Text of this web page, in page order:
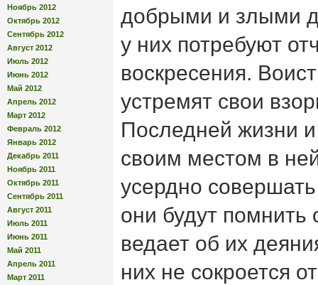
Ноябрь 2012
Октябрь 2012
Сентябрь 2012
Август 2012
Июль 2012
Июнь 2012
Май 2012
Апрель 2012
Март 2012
Февраль 2012
Январь 2012
Декабрь 2011
Ноябрь 2011
Октябрь 2011
Сентябрь 2011
Август 2011
Июль 2011
Июнь 2011
Май 2011
Апрель 2011
Март 2011
добрыми и злыми
у них потребуют
воскресения.
устремят свои
Последней жизни
своим местом в
усердно
они будут помнить
ведает об их
них не сокроется